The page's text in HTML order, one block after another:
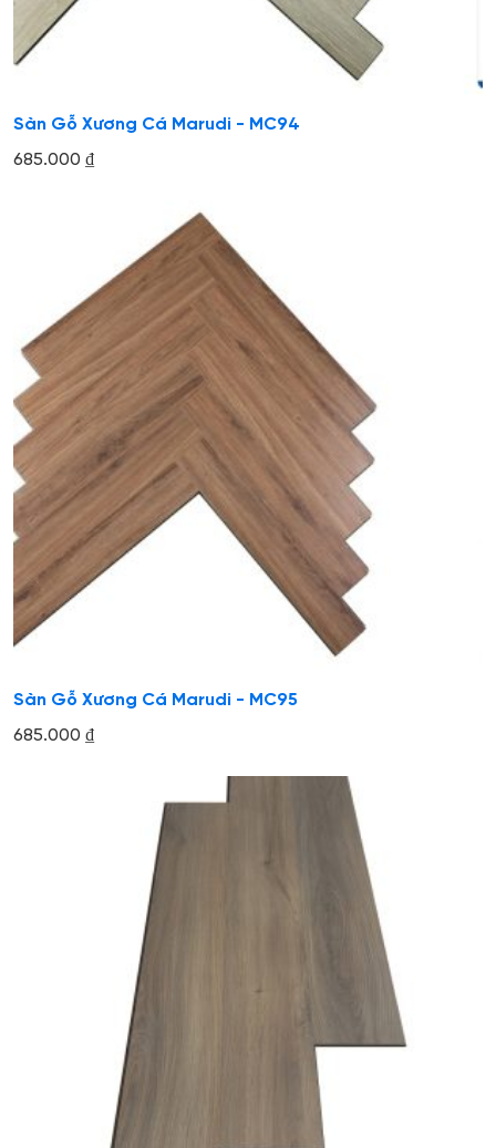
Sàn Gỗ Xương Cá Marudi - MC94
685.000 ₫
Sàn Gỗ Xương Cá Marudi - MC95
685.000 ₫